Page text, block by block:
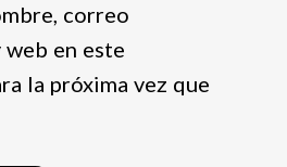
correo
en este
la próxima vez que